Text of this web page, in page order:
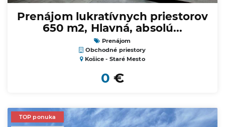
Prenájom lukratívnych priestorov
650 m2, Hlavná, absolú...
Prenájom
Obchodné priestory
Košice - Staré Mesto
0€
TOP ponuka